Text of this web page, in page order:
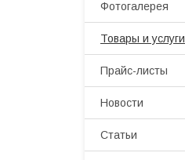
Фотогалерея
Товары и услуги
Прайс-листы
Новости
Статьи